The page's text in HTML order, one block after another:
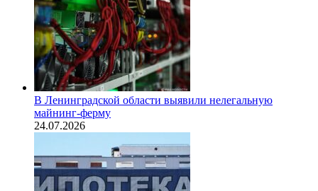
В Ленинградской области выявили нелегальную
майнинг-ферму
24.07.2026